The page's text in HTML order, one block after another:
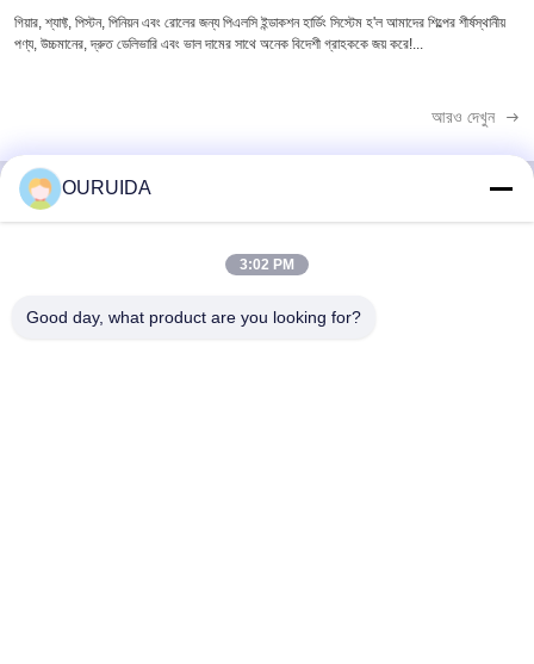
গিয়ার, শ্যাফ্ট, পিস্টন, পিনিয়ন এবং রোলের জন্য পিএলসি ইন্ডাকশন হার্ডিং সিস্টেম হ'ল আমাদের শিল্পের শীর্ষস্থানীয়
পণ্য, উচ্চমানের, দ্রুত ডেলিভারি এবং ভাল দামের সাথে অনেক বিদেশী গ্রাহককে জয় করে!...
আরও দেখুন
ঠিকানা
OURUIDA
3:02 PM
Good day, what product are you looking for?